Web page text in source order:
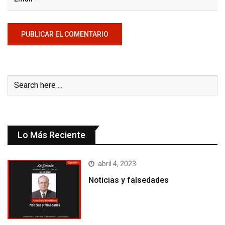
Lo Más Reciente
abril 4, 2023
Noticias y falsedades